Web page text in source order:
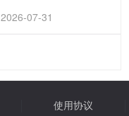
2026-07-31
使用协议